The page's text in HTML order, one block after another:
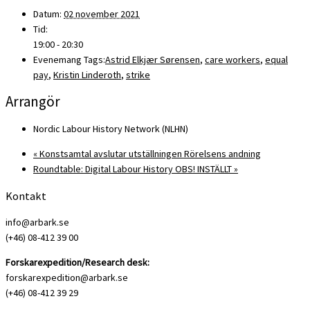
Datum: 02 november 2021
Tid:
19:00 - 20:30
Evenemang Tags:Astrid Elkjær Sørensen, care workers, equal
pay, Kristin Linderoth, strike
Arrangör
Nordic Labour History Network (NLHN)
«Konstsamtal avslutar utställningen Rörelsens andning
Roundtable: Digital Labour History OBS! INSTÄLLT»
Kontakt
info@arbark.se
(+46) 08-412 39 00
Forskarexpedition/Research desk:
forskarexpedition@arbark.se
(+46) 08-412 39 29